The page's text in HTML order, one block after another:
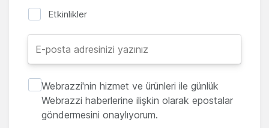
Etkinlikler
Webrazzi'nin hizmet ve ürünleri ile günlük
Webrazzi haberlerine ilişkin olarak epostalar
göndermesini onaylıyorum.